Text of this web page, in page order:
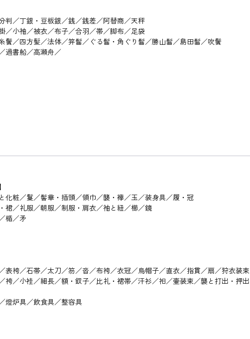
／丁銀・豆板銀／銭／銭差／阿替商／天秤
小袖／被衣／布子／合羽／帯／脚布／足袋
／四方髪／法体／笄髷／ぐる髷・角ぐり髷／勝山髷／島田髷／吹鬢
過書船／高瀬舟／
粧／鬘／髻華・插頭／領巾／襲・襷／玉／装身具／履・冠
／礼服／朝服／制服・肩衣／袖と紐／櫛／鏡
楯／矛
袴／石帯／太刀／笏／沓／布袴／衣冠／烏帽子／直衣／指貫／扇／狩衣装束
／小袿／細長／額・釵子／比礼・裙帯／汗衫／衵／壷装束／襲と打出・押出
炉具／飲食具／整容具